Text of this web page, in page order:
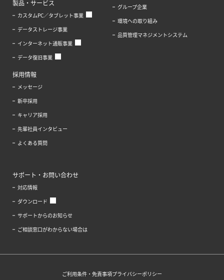
製品・サービス
カスタムPC／タブレット事業
データストレージ事業
インターネット通販事業
データ復旧事業
グループ企業
環境への取り組み
品質管理マネジメントシステム
採用情報
メッセージ
新卒採用
キャリア採用
先輩社員インタビュー
よくある質問
サポート・お問い合わせ
対応情報
ダウンロード
サポートからのお知らせ
ご相談窓口がわからない場合は
ご利用条件・免責事項プライバシーポリシー